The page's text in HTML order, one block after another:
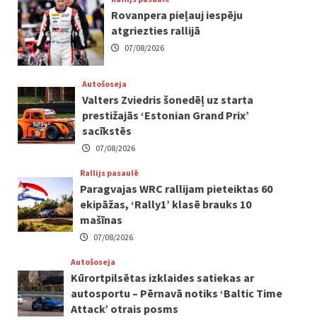
Rovanpera pieļauj iespēju
atgriezties rallijā
07/08/2026
Autošoseja
Valters Zviedris šonedēļ uz starta
prestižajās ‘Estonian Grand Prix’
sacīkstēs
07/08/2026
Rallijs pasaulē
Paragvajas WRC rallijam pieteiktas 60
ekipāžas, ‘Rally1’ klasē brauks 10
mašīnas
07/08/2026
Autošoseja
Kūrortpilsētas izklaides satiekas ar
autosportu – Pērnavā notiks ‘Baltic Time
Attack’ otrais posms